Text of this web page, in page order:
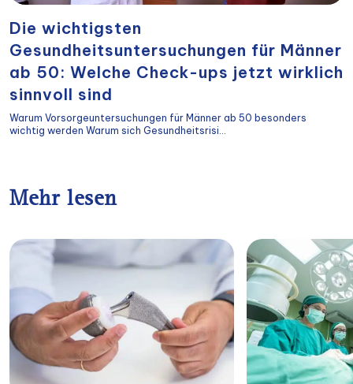
Die wichtigsten
Gesundheitsuntersuchungen für Männer
ab 50: Welche Check-ups jetzt wirklich
sinnvoll sind
Warum Vorsorgeuntersuchungen für Männer ab 50 besonders
wichtig werden Warum sich Gesundheitsrisi...
Mehr lesen